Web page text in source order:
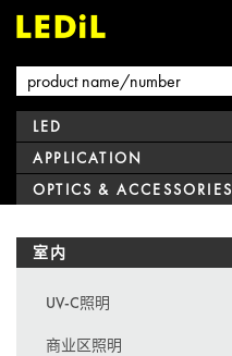
LED
APPLICATION
OPTICS & ACCESSORIES
室内
UV-C照明
商业区照明